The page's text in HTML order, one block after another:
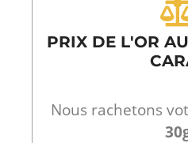
PRIX DE L'OR
Nous rachetons